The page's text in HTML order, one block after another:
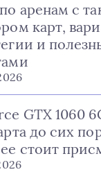
аренам с
карт,
и
GTX 1060
до сих
стоит